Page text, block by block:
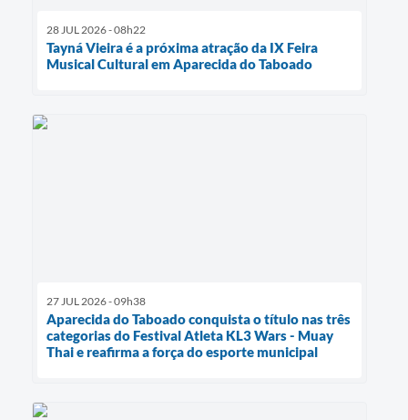
28 JUL 2026 - 08h22
Tayná Vieira é a próxima atração da IX Feira
Musical Cultural em Aparecida do Taboado
27 JUL 2026 - 09h38
Aparecida do Taboado conquista o título nas três
categorias do Festival Atleta KL3 Wars - Muay
Thai e reafirma a força do esporte municipal